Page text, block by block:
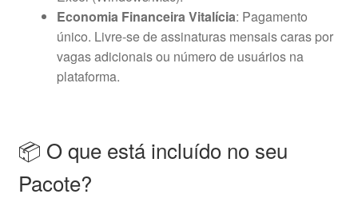
Economia Financeira Vitalícia: Pagamento
único. Livre-se de assinaturas mensais caras por
vagas adicionais ou número de usuários na
plataforma.
📦 O que está incluído no seu
Pacote?